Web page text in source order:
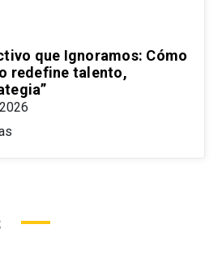
que Ignoramos: Cómo
redefine talento,